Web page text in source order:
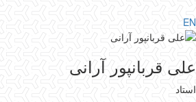
EN
علی قربانپور آرانی
استاد